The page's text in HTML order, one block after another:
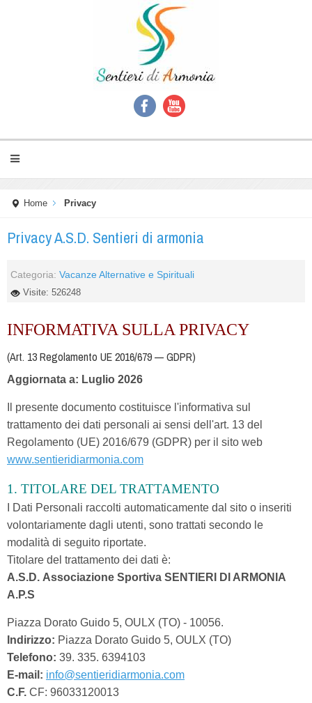
Home Privacy
Privacy A.S.D. Sentieri di armonia
Categoria: Vacanze Alternative e Spirituali
Visite: 526248
INFORMATIVA SULLA PRIVACY
(Art. 13 Regolamento UE 2016/679 — GDPR)
Aggiornata a: Luglio 2026
Il presente documento costituisce l'informativa sul
trattamento dei dati personali ai sensi dell'art. 13 del
Regolamento (UE) 2016/679 (GDPR) per il sito web
www.sentieridiarmonia.com
1. TITOLARE DEL TRATTAMENTO
I Dati Personali raccolti automaticamente dal sito o inseriti
volontariamente dagli utenti, sono trattati secondo le
modalità di seguito riportate.
Titolare del trattamento dei dati è:
A.S.D. Associazione Sportiva SENTIERI DI ARMONIA
A.P.S
Piazza Dorato Guido 5, OULX (TO) - 10056.
Indirizzo: Piazza Dorato Guido 5, OULX (TO)
Telefono: 39. 335. 6394103
E-mail: info@sentieridiarmonia.com
C.F. CF: 96033120013